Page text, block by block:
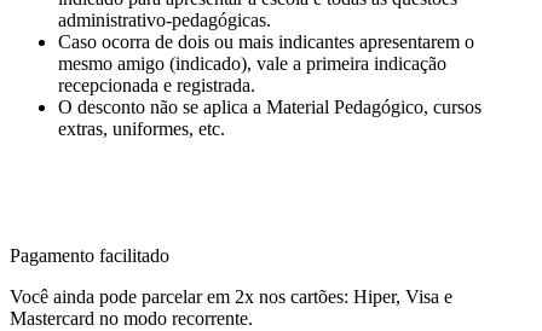
administrativo-pedagógicas.
Caso ocorra de dois ou mais indicantes apresentarem o
mesmo amigo (indicado), vale a primeira indicação
recepcionada e registrada.
O desconto não se aplica a Material Pedagógico, cursos
extras, uniformes, etc.
Pagamento facilitado
Você ainda pode parcelar em 2x nos cartões: Hiper, Visa e
Mastercard no modo recorrente.